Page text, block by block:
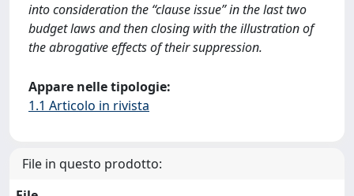
into consideration the “clause issue” in the last two
budget laws and then closing with the illustration of
the abrogative effects of their suppression.
Appare nelle tipologie:
1.1 Articolo in rivista
File in questo prodotto: